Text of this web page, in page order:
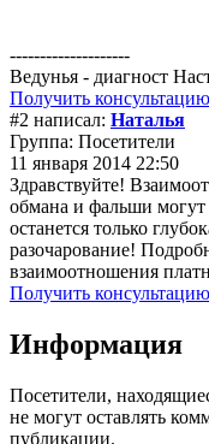
--------------------
Ведунья - диагност
Получить
#2 написал: Наталья
Группа: Посетители
11 января 2014 22:50
Здравствуйте!
обмана и фальши могут
останется только
разочарование!
взаимоотношения
Получить
Информация
Посетители,
не могут оставлять
публикации.